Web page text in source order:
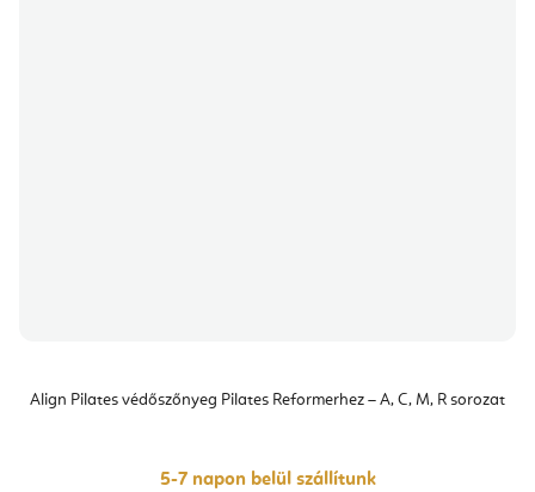
Align Pilates védőszőnyeg Pilates Reformerhez – A, C, M, R sorozat
5-7 napon belül szállítunk